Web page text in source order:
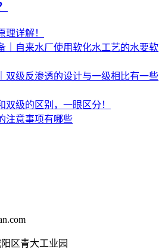
理详解！
｜自来水厂使用软化水工艺的水要软
双级反渗透的设计与一级相比有一些
双级的区别，一眼区分！
注意事项有哪些
区青大工业园